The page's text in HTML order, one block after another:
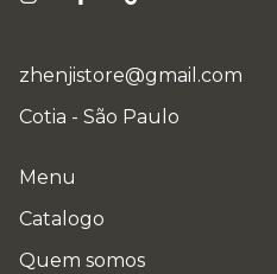
zhenjistore@gmail.com
Cotia - São Paulo
Menu
Catalogo
Quem somos